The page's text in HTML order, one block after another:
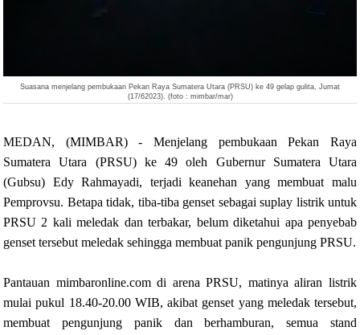
Suasana menjelang pembukaan Pekan Raya Sumatera Utara (PRSU) ke 49 gelap gulita, Jumat
(17/62023). (foto : mimbar/mar)
MEDAN, (MIMBAR) - Menjelang pembukaan Pekan Raya
Sumatera Utara (PRSU) ke 49 oleh Gubernur Sumatera Utara
(Gubsu) Edy Rahmayadi, terjadi keanehan yang membuat malu
Pemprovsu. Betapa tidak, tiba-tiba genset sebagai suplay listrik untuk
PRSU 2 kali meledak dan terbakar, belum diketahui apa penyebab
genset tersebut meledak sehingga membuat panik pengunjung PRSU.
Pantauan mimbaronline.com di arena PRSU, matinya aliran listrik
mulai pukul 18.40-20.00 WIB, akibat genset yang meledak tersebut,
membuat pengunjung panik dan berhamburan, semua stand